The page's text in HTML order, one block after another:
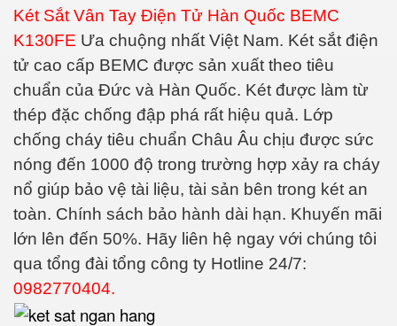
Két Sắt Vân Tay Điện Tử Hàn Quốc BEMC
K130FE Ưa chuộng nhất Việt Nam. Két sắt điện
tử cao cấp BEMC được sản xuất theo tiêu
chuẩn của Đức và Hàn Quốc. Két được làm từ
thép đặc chống đập phá rất hiệu quả. Lớp
chống cháy tiêu chuẩn Châu Âu chịu được sức
nóng đến 1000 độ trong trường hợp xảy ra cháy
nổ giúp bảo vệ tài liệu, tài sản bên trong két an
toàn. Chính sách bảo hành dài hạn. Khuyến mãi
lớn lên đến 50%. Hãy liên hệ ngay với chúng tôi
qua tổng đài tổng công ty Hotline 24/7:
0982770404.